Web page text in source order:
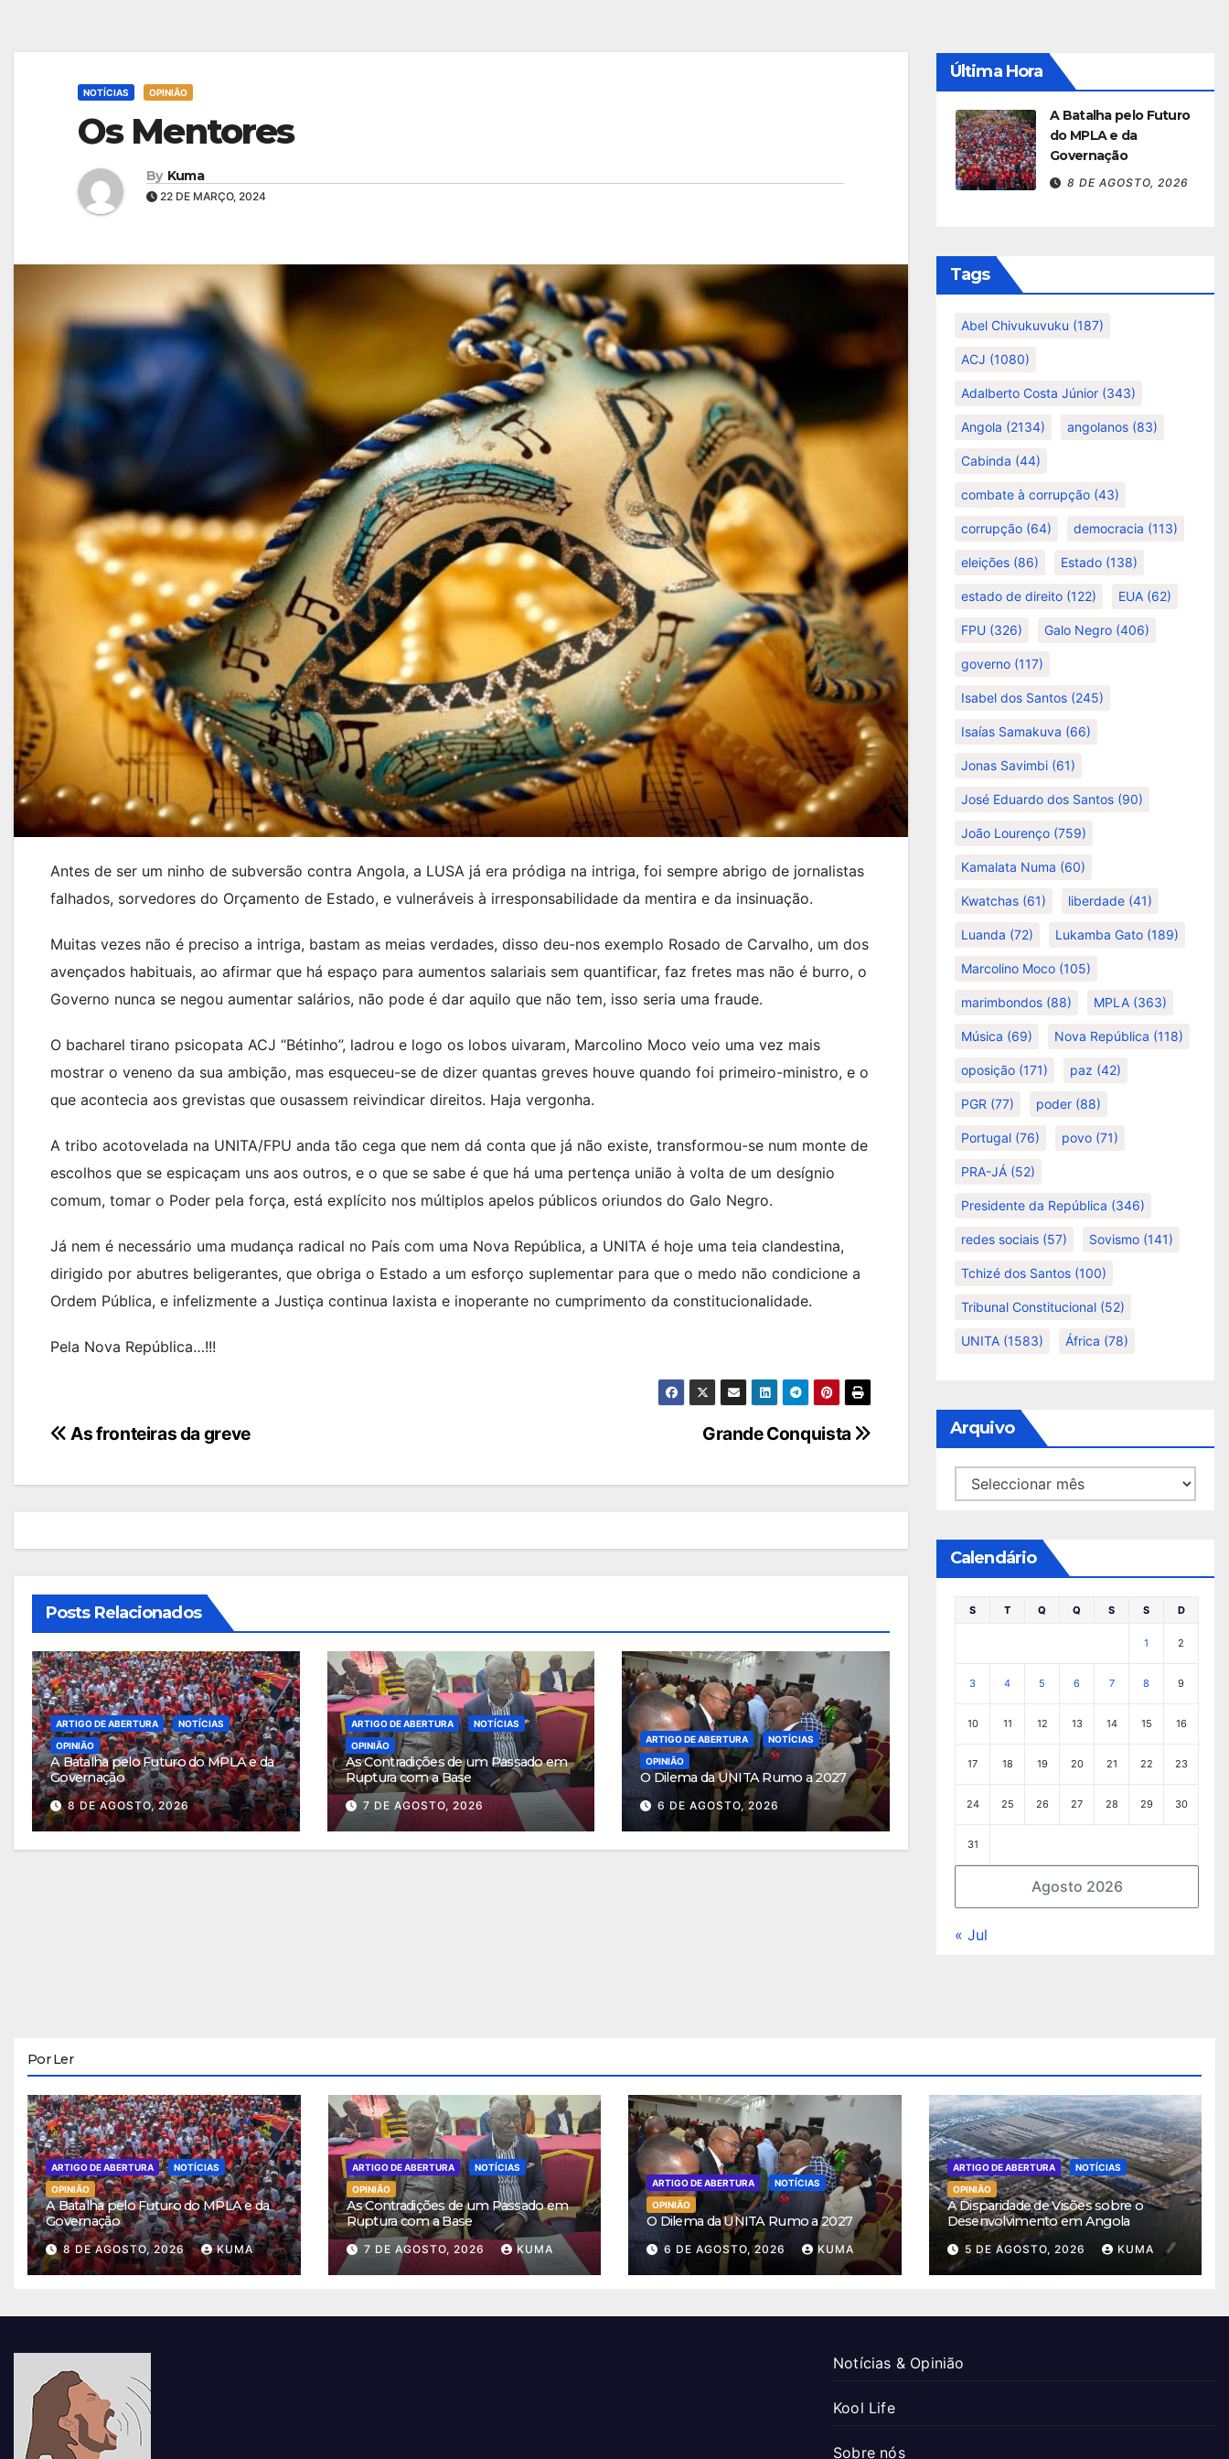
NOTÍCIAS OPINIÃO
Os Mentores
By Kuma
22 DE MARÇO, 2024
Antes de ser um ninho de subversão contra Angola, a LUSA já era pródiga na intriga, foi sempre abrigo de jornalistas
falhados, sorvedores do Orçamento de Estado, e vulneráveis à irresponsabilidade da mentira e da insinuação.
Muitas vezes não é preciso a intriga, bastam as meias verdades, disso deu-nos exemplo Rosado de Carvalho, um dos
avençados habituais, ao afirmar que há espaço para aumentos salariais sem quantificar, faz fretes mas não é burro, o
Governo nunca se negou aumentar salários, não pode é dar aquilo que não tem, isso seria uma fraude.
O bacharel tirano psicopata ACJ “Bétinho”, ladrou e logo os lobos uivaram, Marcolino Moco veio uma vez mais
mostrar o veneno da sua ambição, mas esqueceu-se de dizer quantas greves houve quando foi primeiro-ministro, e o
que acontecia aos grevistas que ousassem reivindicar direitos. Haja vergonha.
A tribo acotovelada na UNITA/FPU anda tão cega que nem dá conta que já não existe, transformou-se num monte de
escolhos que se espicaçam uns aos outros, e o que se sabe é que há uma pertença união à volta de um desígnio
comum, tomar o Poder pela força, está explícito nos múltiplos apelos públicos oriundos do Galo Negro.
Já nem é necessário uma mudança radical no País com uma Nova República, a UNITA é hoje uma teia clandestina,
dirigido por abutres beligerantes, que obriga o Estado a um esforço suplementar para que o medo não condicione a
Ordem Pública, e infelizmente a Justiça continua laxista e inoperante no cumprimento da constitucionalidade.
Pela Nova República…!!!
Navegação
Grande Conquista
As fronteiras da greve
Posts Relacionados
ARTIGO DE ABERTURA
NOTÍCIAS
OPINIÃO
A Batalha pelo Futuro do MPLA e da
Governação
8 DE AGOSTO, 2026
ARTIGO DE ABERTURA
NOTÍCIAS
OPINIÃO
As Contradições de um Passado em
Ruptura com a Base
7 DE AGOSTO, 2026
ARTIGO DE ABERTURA
NOTÍCIAS
OPINIÃO
O Dilema da UNITA Rumo a 2027
6 DE AGOSTO, 2026
Última Hora
A Batalha pelo Futuro
do MPLA e da
Governação
8 DE AGOSTO, 2026
Tags
Abel Chivukuvuku (187)
ACJ (1080)
Adalberto Costa Júnior (343)
Angola (2134) angolanos (83)
Cabinda (44)
combate à corrupção (43)
corrupção (64) democracia (113)
eleições (86) Estado (138)
estado de direito (122) EUA (62)
FPU (326) Galo Negro (406)
governo (117)
Isabel dos Santos (245)
Isaías Samakuva (66)
Jonas Savimbi (61)
José Eduardo dos Santos (90)
João Lourenço (759)
Kamalata Numa (60)
Kwatchas (61) liberdade (41)
Luanda (72) Lukamba Gato (189)
Marcolino Moco (105)
marimbondos (88) MPLA (363)
Música (69) Nova República (118)
oposição (171) paz (42)
PGR (77) poder (88)
Portugal (76) povo (71)
PRA-JÁ (52)
Presidente da República (346)
redes sociais (57) Sovismo (141)
Tchizé dos Santos (100)
Tribunal Constitucional (52)
UNITA (1583) África (78)
Arquivo
Arquivo
Calendário
Agosto 2026
S T Q Q S S D
1 2
3 4 5 6 7 8 9
10 11 12 13 14 15 16
17 18 19 20 21 22 23
24 25 26 27 28 29 30
31
« Jul
Por Ler
ARTIGO DE ABERTURA
NOTÍCIAS
OPINIÃO
A Batalha pelo Futuro do MPLA e da
Governação
8 DE AGOSTO, 2026 KUMA
ARTIGO DE ABERTURA
NOTÍCIAS
OPINIÃO
As Contradições de um Passado em
Ruptura com a Base
7 DE AGOSTO, 2026 KUMA
ARTIGO DE ABERTURA
NOTÍCIAS
OPINIÃO
O Dilema da UNITA Rumo a 2027
6 DE AGOSTO, 2026 KUMA
ARTIGO DE ABERTURA
NOTÍCIAS
OPINIÃO
A Disparidade de Visões sobre o
Desenvolvimento em Angola
5 DE AGOSTO, 2026 KUMA
Notícias & Opinião
Kool Life
Sobre nós